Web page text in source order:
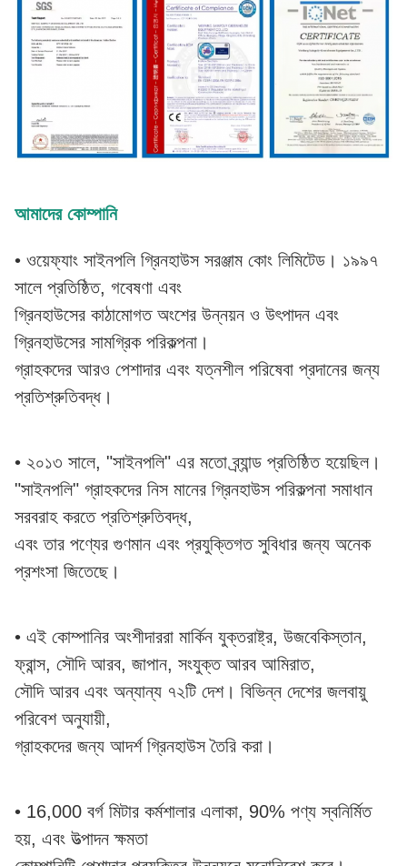
আমাদের কোম্পানি
• ওয়েফ্যাং সাইনপলি গ্রিনহাউস সরঞ্জাম কোং লিমিটেড। ১৯৯৭
সালে প্রতিষ্ঠিত, গবেষণা এবং
গ্রিনহাউসের কাঠামোগত অংশের উন্নয়ন ও উৎপাদন এবং
গ্রিনহাউসের সামগ্রিক পরিকল্পনা।
গ্রাহকদের আরও পেশাদার এবং যত্নশীল পরিষেবা প্রদানের জন্য
প্রতিশ্রুতিবদ্ধ।
• ২০১৩ সালে, "সাইনপলি" এর মতো ব্র্যান্ড প্রতিষ্ঠিত হয়েছিল।
"সাইনপলি" গ্রাহকদের নিস মানের গ্রিনহাউস পরিকল্পনা সমাধান
সরবরাহ করতে প্রতিশ্রুতিবদ্ধ,
এবং তার পণ্যের গুণমান এবং প্রযুক্তিগত সুবিধার জন্য অনেক
প্রশংসা জিতেছে।
• এই কোম্পানির অংশীদাররা মার্কিন যুক্তরাষ্ট্র, উজবেকিস্তান,
ফ্রান্স, সৌদি আরব, জাপান, সংযুক্ত আরব আমিরাত,
সৌদি আরব এবং অন্যান্য ৭২টি দেশ। বিভিন্ন দেশের জলবায়ু
পরিবেশ অনুযায়ী,
গ্রাহকদের জন্য আদর্শ গ্রিনহাউস তৈরি করা।
• 16,000 বর্গ মিটার কর্মশালার এলাকা, 90% পণ্য স্বনির্মিত
হয়, এবং উত্পাদন ক্ষমতা